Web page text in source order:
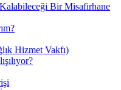
Kalabileceği Bir Misafirhane
Hizmet Vakfı)